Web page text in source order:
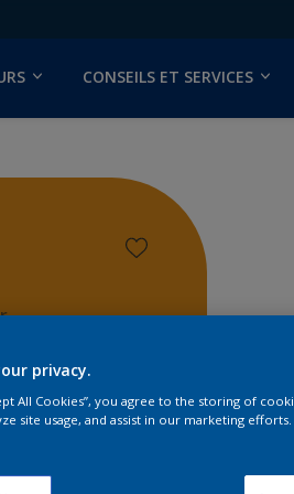
CONSEILS ET SERVICES
privacy.
All Cookies”, you agree to the storing of
site usage, and assist in our marketing efforts.